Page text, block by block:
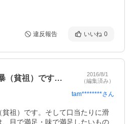
違反報告 いいね 0
すべての形が少し乱暴（貧祖）です。そし…
2016/8/1
（編集済み）
tam********さん
祖）です。そして口当たりに滑
、目で満足・味で満足したいもの